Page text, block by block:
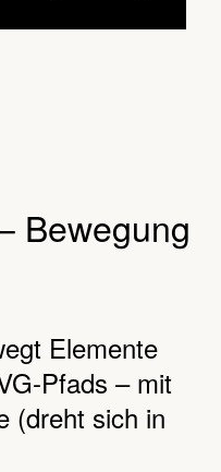
Bewegung
Elemente
Pfads – mit
(dreht sich in